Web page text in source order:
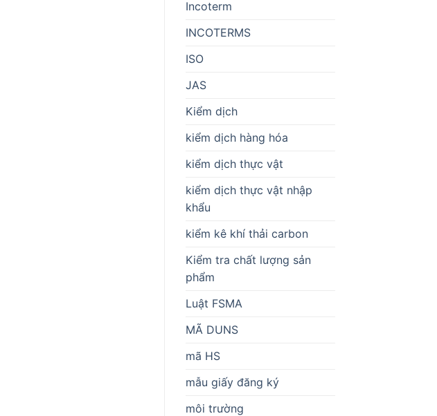
Incoterm
INCOTERMS
ISO
JAS
Kiểm dịch
kiểm dịch hàng hóa
kiểm dịch thực vật
kiểm dịch thực vật nhập
khẩu
kiểm kê khí thải carbon
Kiểm tra chất lượng sản
phẩm
Luật FSMA
MÃ DUNS
mã HS
mẫu giấy đăng ký
môi trường